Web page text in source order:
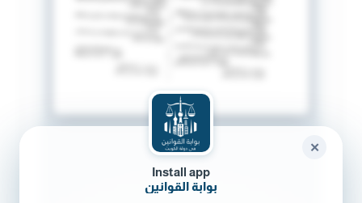
Install app
بوابة القوانين
✕